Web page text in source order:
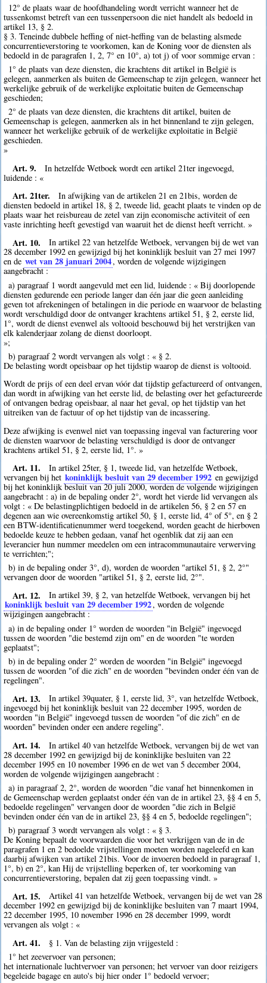
12° de plaats waar de hoofdhandeling wordt verricht wanneer het de
tussenkomst betreft van een tussenpersoon die niet handelt als bedoeld in
artikel 13, § 2.
§ 3. Teneinde dubbele heffing of niet-heffing van de belasting alsmede
concurrentieverstoring te voorkomen, kan de Koning voor de diensten als
bedoeld in de paragrafen 1, 2, 7° en 10°, a) tot j) of voor sommige ervan :
1° de plaats van deze diensten, die krachtens dit artikel in België is
gelegen, aanmerken als buiten de Gemeenschap te zijn gelegen, wanneer het
werkelijke gebruik of de werkelijke exploitatie buiten de Gemeenschap
geschieden;
2° de plaats van deze diensten, die krachtens dit artikel, buiten de
Gemeenschap is gelegen, aanmerken als in het binnenland te zijn gelegen,
wanneer het werkelijke gebruik of de werkelijke exploitatie in België
geschieden.
»
Art. 9.
In hetzelfde Wetboek wordt een artikel 21ter ingevoegd,
luidende : «
Art. 21ter.
In afwijking van de artikelen 21 en 21bis, worden de
diensten bedoeld in artikel 18, § 2, tweede lid, geacht plaats te vinden op de
plaats waar het reisbureau de zetel van zijn economische activiteit of een
vaste inrichting heeft gevestigd van waaruit het de dienst heeft verricht. »
Art. 10.
In artikel 22 van hetzelfde Wetboek, vervangen bij de wet van
28 december 1992 en gewijzigd bij het koninklijk besluit van 27 mei 1997
en de wet van 28 januari 2004, worden de volgende wijzigingen
aangebracht :
a) paragraaf 1 wordt aangevuld met een lid, luidende : « Bij doorlopende
diensten gedurende een periode langer dan één jaar die geen aanleiding
geven tot afrekeningen of betalingen in die periode en waarvoor de belasting
wordt verschuldigd door de ontvanger krachtens artikel 51, § 2, eerste lid,
1°, wordt de dienst evenwel als voltooid beschouwd bij het verstrijken van
elk kalenderjaar zolang de dienst doorloopt.
»;
b) paragraaf 2 wordt vervangen als volgt : « § 2.
De belasting wordt opeisbaar op het tijdstip waarop de dienst is voltooid.
Wordt de prijs of een deel ervan vóór dat tijdstip gefactureerd of ontvangen,
dan wordt in afwijking van het eerste lid, de belasting over het gefactureerde
of ontvangen bedrag opeisbaar, al naar het geval, op het tijdstip van het
uitreiken van de factuur of op het tijdstip van de incassering.
Deze afwijking is evenwel niet van toepassing ingeval van facturering voor
de diensten waarvoor de belasting verschuldigd is door de ontvanger
krachtens artikel 51, § 2, eerste lid, 1°. »
Art. 11.
In artikel 25ter, § 1, tweede lid, van hetzelfde Wetboek,
vervangen bij het koninklijk besluit van 29 december 1992 en gewijzigd
bij het koninklijk besluit van 20 juli 2000, worden de volgende wijzigingen
aangebracht : a) in de bepaling onder 2°, wordt het vierde lid vervangen als
volgt : « De belastingplichtigen bedoeld in de artikelen 56, § 2 en 57 en
degenen aan wie overeenkomstig artikel 50, § 1, eerste lid, 4° of 5°, en § 2
een BTW-identificatienummer werd toegekend, worden geacht de hierboven
bedoelde keuze te hebben gedaan, vanaf het ogenblik dat zij aan een
leverancier hun nummer meedelen om een intracommunautaire verwerving
te verrichten;";
b) in de bepaling onder 3°, d), worden de woorden "artikel 51, § 2, 2°"
vervangen door de woorden "artikel 51, § 2, eerste lid, 2°".
Art. 12. In artikel 39, § 2, van hetzelfde Wetboek, vervangen bij het
koninklijk besluit van 29 december 1992, worden de volgende
wijzigingen aangebracht :
a) in de bepaling onder 1° worden de woorden "in België" ingevoegd
tussen de woorden "die bestemd zijn om" en de woorden "te worden
geplaatst";
b) in de bepaling onder 2° worden de woorden "in België" ingevoegd
tussen de woorden "of die zich" en de woorden "bevinden onder één van de
regelingen".
Art. 13.
In artikel 39quater, § 1, eerste lid, 3°, van hetzelfde Wetboek,
ingevoegd bij het koninklijk besluit van 22 december 1995, worden de
woorden "in België" ingevoegd tussen de woorden "of die zich" en de
woorden" bevinden onder een andere regeling".
Art. 14.
In artikel 40 van hetzelfde Wetboek, vervangen bij de wet van
28 december 1992 en gewijzigd bij de koninklijke besluiten van 22
december 1995 en 10 november 1996 en de wet van 5 december 2004,
worden de volgende wijzigingen aangebracht :
a) in paragraaf 2, 2°, worden de woorden "die vanaf het binnenkomen in
de Gemeenschap werden geplaatst onder één van de in artikel 23, §§ 4 en 5,
bedoelde regelingen" vervangen door de woorden "die zich in België
bevinden onder één van de in artikel 23, §§ 4 en 5, bedoelde regelingen";
b) paragraaf 3 wordt vervangen als volgt : « § 3.
De Koning bepaalt de voorwaarden die voor het verkrijgen van de in de
paragrafen 1 en 2 bedoelde vrijstellingen moeten worden nageleefd en kan
daarbij afwijken van artikel 21bis. Voor de invoeren bedoeld in paragraaf 1,
1°, b) en 2°, kan Hij de vrijstelling beperken of, ter voorkoming van
concurrentieverstoring, bepalen dat zij geen toepassing vindt. »
Art. 15.
Artikel 41 van hetzelfde Wetboek, vervangen bij de wet van 28
december 1992 en gewijzigd bij de koninklijke besluiten van 7 maart 1994,
22 december 1995, 10 november 1996 en 28 december 1999, wordt
vervangen als volgt : «
Art. 41.
§ 1. Van de belasting zijn vrijgesteld :
1° het zeevervoer van personen;
het internationale luchtvervoer van personen; het vervoer van door reizigers
begeleide bagage en auto's bij hier onder 1° bedoeld vervoer;